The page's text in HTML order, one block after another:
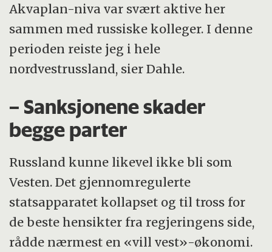
Akvaplan-niva var svært aktive her
sammen med russiske kolleger. I denne
perioden reiste jeg i hele
nordvestrussland, sier Dahle.
– Sanksjonene skader
begge parter
Russland kunne likevel ikke bli som
Vesten. Det gjennomregulerte
statsapparatet kollapset og til tross for
de beste hensikter fra regjeringens side,
rådde nærmest en «vill vest»-økonomi.